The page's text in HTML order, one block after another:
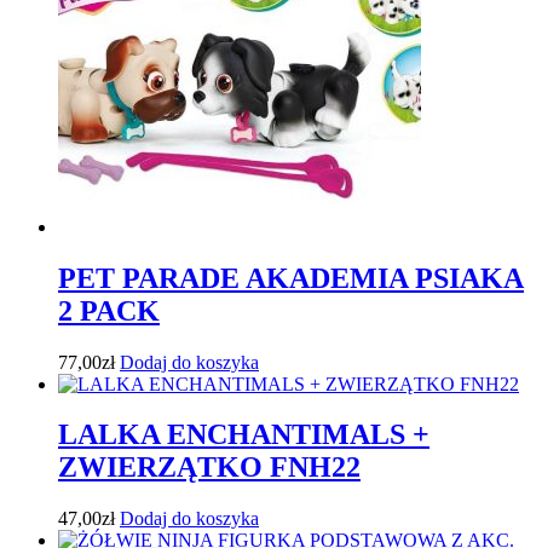
PET PARADE AKADEMIA PSIAKA
2 PACK
77,00zł Dodaj do koszyka
LALKA ENCHANTIMALS +
ZWIERZĄTKO FNH22
47,00zł Dodaj do koszyka